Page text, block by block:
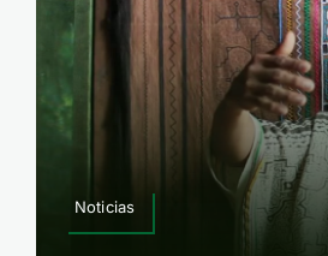
Noticias